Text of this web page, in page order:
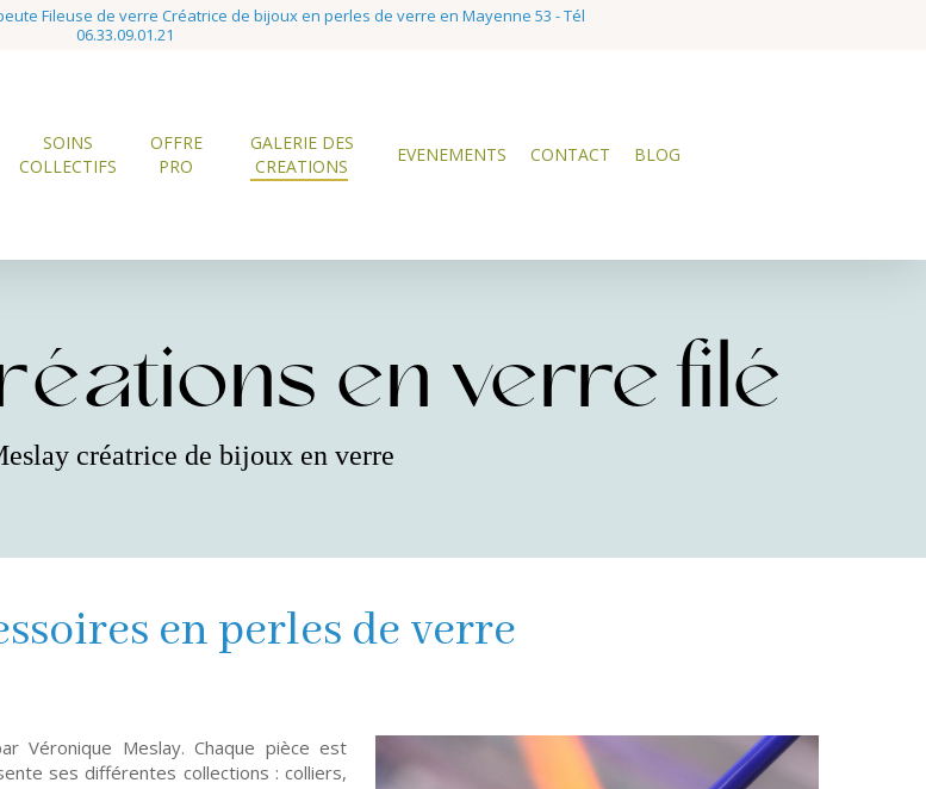
Fileuse de verre Créatrice de bijoux en perles de verre en Mayenne 53 - Tél
06.33.09.01.21
SOINS
COLLECTIFS
OFFRE
PRO
GALERIE DES
CREATIONS
EVENEMENTS CONTACT BLOG
en verre filé
créatrice de bijoux en verre
en perles de verre
Véronique Meslay. Chaque pièce est
ses différentes collections : colliers,